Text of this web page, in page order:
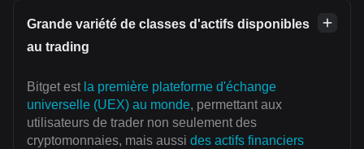
Grande variété de classes d'actifs disponibles
au trading
Bitget est la première plateforme d'échange
universelle (UEX) au monde, permettant aux
utilisateurs de trader non seulement des
cryptomonnaies, mais aussi des actifs financiers